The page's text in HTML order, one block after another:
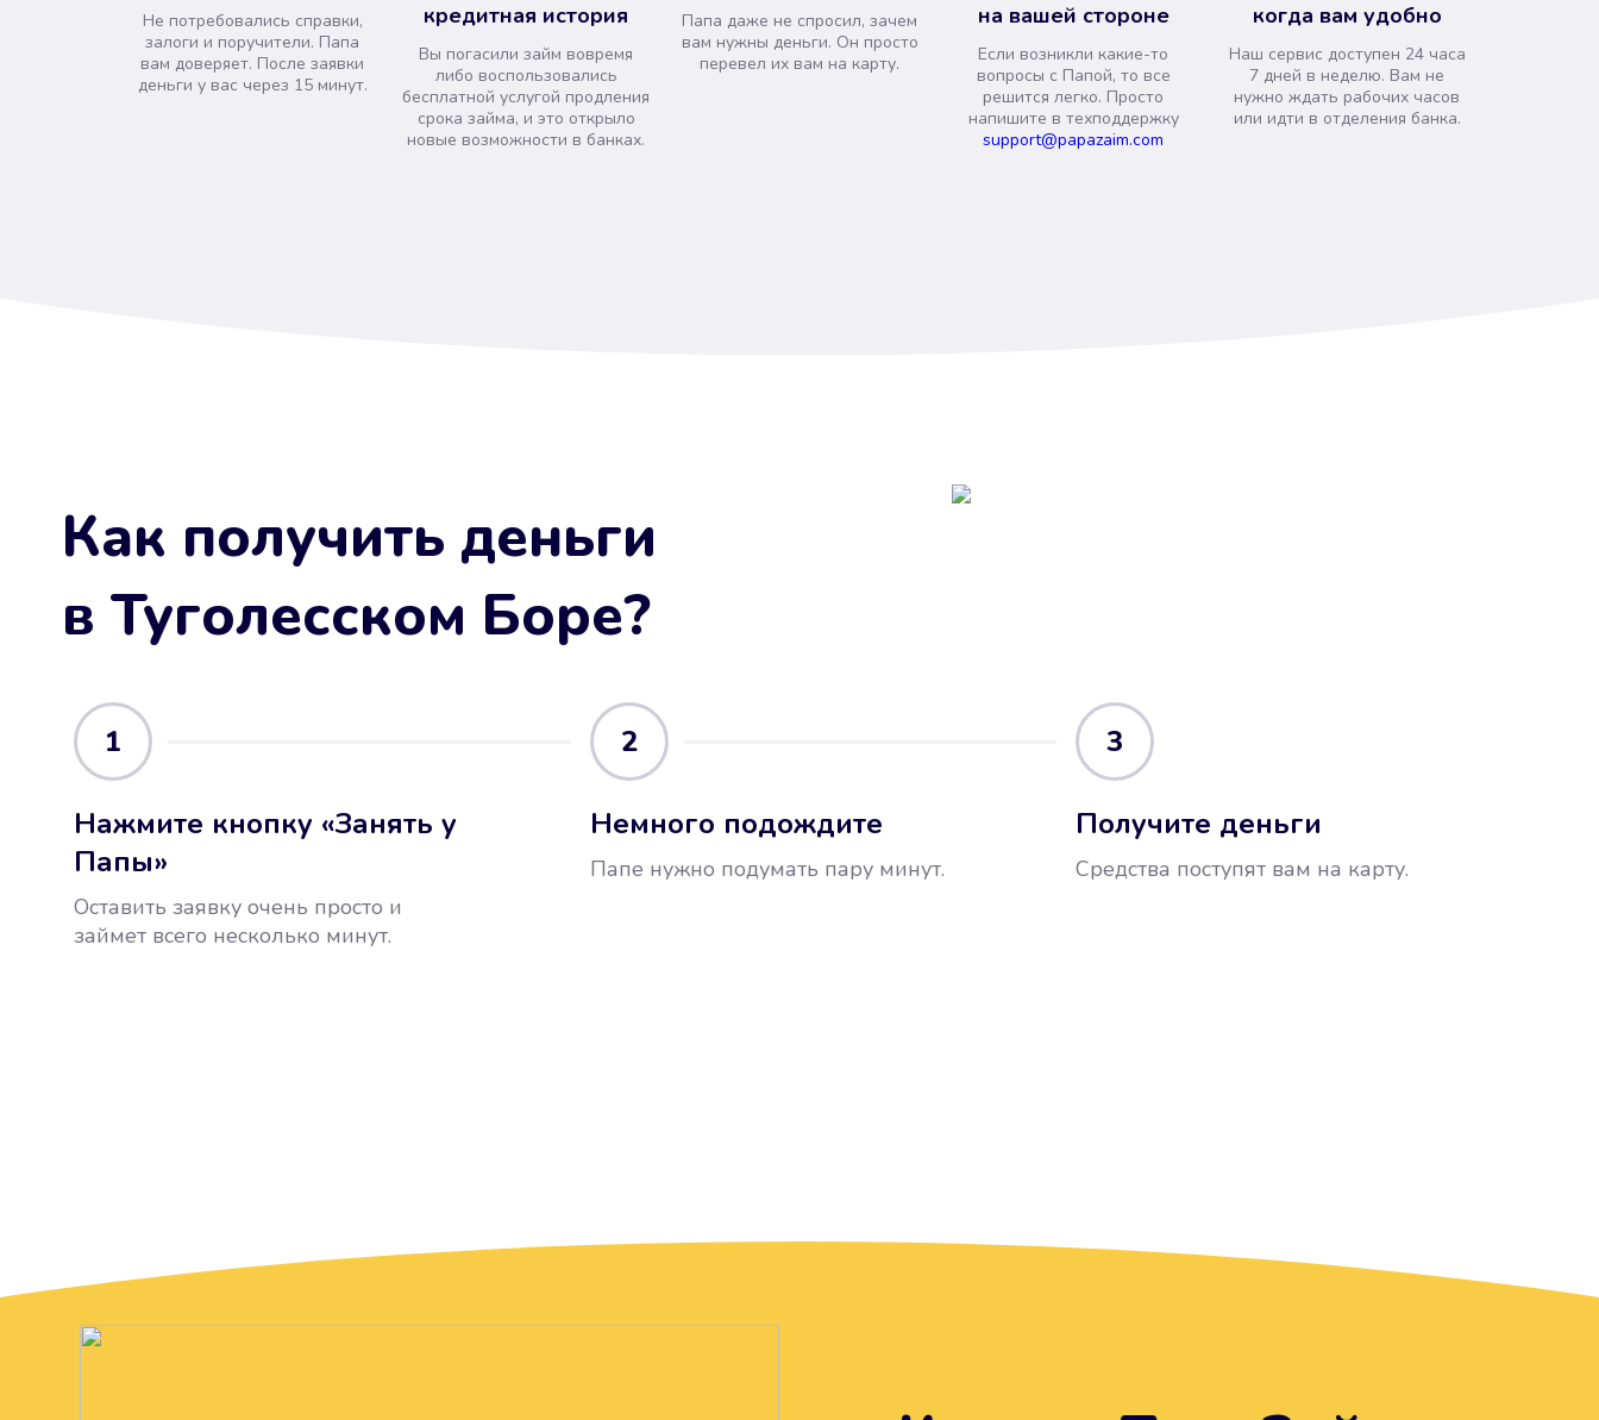
Не потребовались справки,
залоги и поручители. Папа
вам доверяет. После заявки
деньги у вас через 15 минут.
кредитная история
Вы погасили займ вовремя
либо воспользовались
бесплатной услугой продления
срока займа, и это открыло
новые возможности в банках.
Папа даже не спросил, зачем
вам нужны деньги. Он просто
перевел их вам на карту.
на вашей стороне
Если возникли какие-то
вопросы с Папой, то все
решится легко. Просто
напишите в техподдержку
support@papazaim.com
когда вам удобно
Наш сервис доступен 24 часа
7 дней в неделю. Вам не
нужно ждать рабочих часов
или идти в отделения банка.
Как получить деньги
в Туголесском Боре?
1
Нажмите кнопку «Занять у
Папы»
Оставить заявку очень просто и
займет всего несколько минут.
2
Немного подождите
Папе нужно подумать пару минут.
3
Получите деньги
Средства поступят вам на карту.